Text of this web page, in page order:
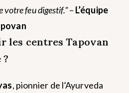
votre feu digestif.”– L’équipe
les centres Tapovan
, pionnier de l’Ayurveda